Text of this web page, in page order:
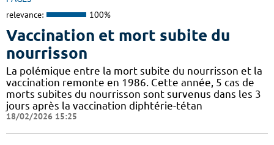
relevance: 100%
Vaccination et mort subite du
nourrisson
La polémique entre la mort subite du nourrisson et la
vaccination remonte en 1986. Cette année, 5 cas de
morts subites du nourrisson sont survenus dans les 3
jours après la vaccination diphtérie-tétan
18/02/2026 15:25